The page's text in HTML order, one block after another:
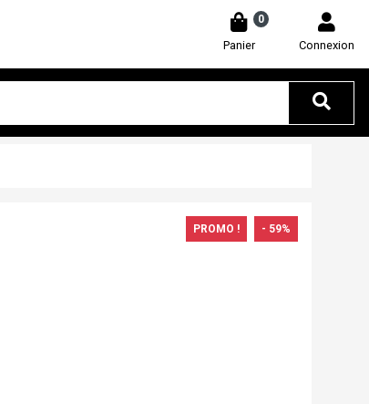
0
Panier Connexion
PROMO ! - 59%